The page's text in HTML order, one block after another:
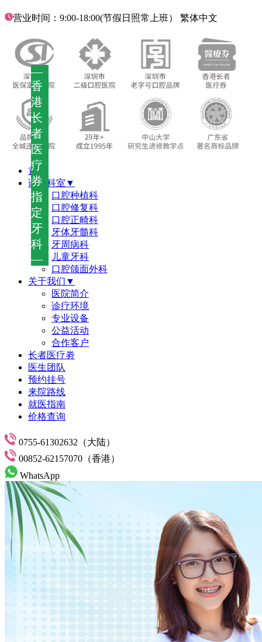
—
香
港
长
者
医
疗
券
指
定
牙
科
—
营业时间：9:00-18:00(节假日照常上班） 繁体中文
首页
诊疗科室▼
口腔种植科
口腔修复科
口腔正畸科
牙体牙髓科
牙周病科
儿童牙科
口腔颌面外科
关于我们▼
医院简介
诊疗环境
专业设备
公益活动
合作客户
长者医疗劵
医生团队
预约挂号
来院路线
就医指南
价格查询
0755-61302632（大陆）
00852-62157070（香港）
WhatsApp